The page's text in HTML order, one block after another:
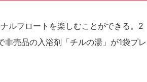
ルフロートを楽しむことができる。2
売品の入浴剤「チルの湯」が1袋プレ